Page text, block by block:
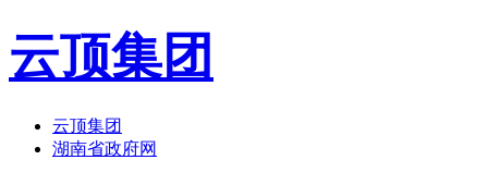
云顶集团
云顶集团
湖南省政府网